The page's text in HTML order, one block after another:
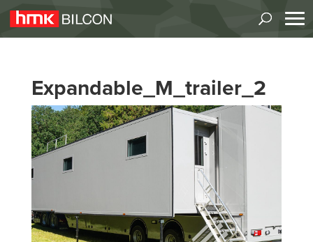
Expandable_M_trailer_2